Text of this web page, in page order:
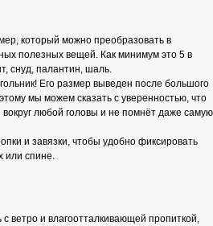
который можно преобразовать в
полезных вещей. Как минимум это 5 в
снуд, палантин, шаль.
Его размер выведен после большого
мы можем сказать с уверенностью, что
вокруг любой головы и не помнёт даже самую
и завязки, чтобы удобно фиксировать
или спине.
с ветро и влагоотталкивающей пропиткой,